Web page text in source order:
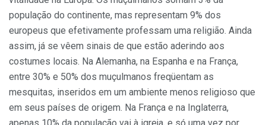
população do continente, mas representam 9% dos
europeus que efetivamente professam uma religião. Ainda
assim, já se vêem sinais de que estão aderindo aos
costumes locais. Na Alemanha, na Espanha e na França,
entre 30% e 50% dos muçulmanos freqüentam as
mesquitas, inseridos em um ambiente menos religioso que
em seus países de origem. Na França e na Inglaterra,
apenas 10% da população vai à igreja, e só uma vez por